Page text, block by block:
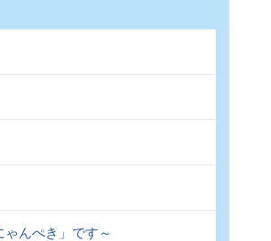
んぺき」です～